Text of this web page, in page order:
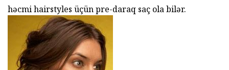
həcmi hairstyles üçün pre-daraq saç ola bilər.